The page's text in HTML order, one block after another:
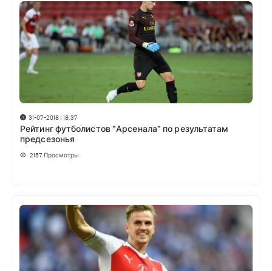
31-07-2018 | 18:37
Рейтинг футболистов "Арсенала" по результатам
предсезонья
2157 Просмотры